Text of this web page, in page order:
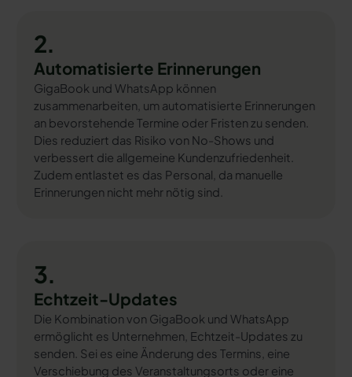
2.
Automatisierte Erinnerungen
GigaBook und WhatsApp können
zusammenarbeiten, um automatisierte Erinnerungen
an bevorstehende Termine oder Fristen zu senden.
Dies reduziert das Risiko von No-Shows und
verbessert die allgemeine Kundenzufriedenheit.
Zudem entlastet es das Personal, da manuelle
Erinnerungen nicht mehr nötig sind.
3.
Echtzeit-Updates
Die Kombination von GigaBook und WhatsApp
ermöglicht es Unternehmen, Echtzeit-Updates zu
senden. Sei es eine Änderung des Termins, eine
Verschiebung des Veranstaltungsorts oder eine